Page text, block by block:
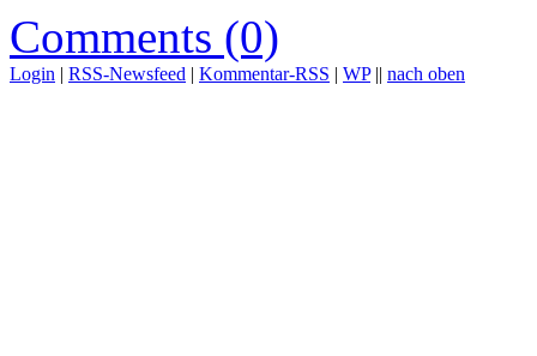
Comments (0)
Login | RSS-Newsfeed | Kommentar-RSS | WP|| nach oben